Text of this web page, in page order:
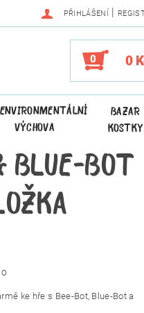
PŘIHLÁŠENÍ |
0 0
ENVIRONMENTÁLNÍ
VÝCHOVA
BAZAR
KOSTKY
BLUE-BOT
ke hře s Bee-Bot, Blue-Bot a